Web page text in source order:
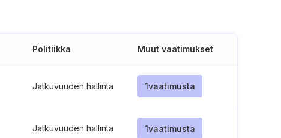
Politiikka Muut vaatimukset
Jatkuvuuden hallinta 1vaatimusta
Jatkuvuuden hallinta 1vaatimusta